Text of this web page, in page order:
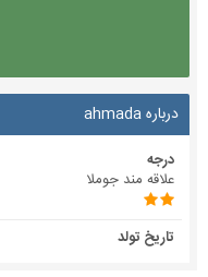
درباره ahmada
درجه
علاقه مند جوملا
تاریخ تولد